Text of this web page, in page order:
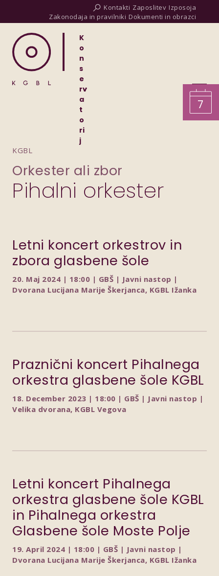
Kontakti Zaposlitev Izposoja
Zakonodaja in pravilniki Dokumenti in obrazci
K
o
n
s
e
rv
a
t
o
ri
j
7
KGBL
Orkester ali zbor
Pihalni orkester
Letni koncert orkestrov in
zbora glasbene šole
20. Maj 2024 | 18:00 | GBŠ | Javni nastop |
Dvorana Lucijana Marije Škerjanca, KGBL Ižanka
Praznični koncert Pihalnega
orkestra glasbene šole KGBL
18. December 2023 | 18:00 | GBŠ | Javni nastop |
Velika dvorana, KGBL Vegova
Letni koncert Pihalnega
orkestra glasbene šole KGBL
in Pihalnega orkestra
Glasbene šole Moste Polje
19. April 2024 | 18:00 | GBŠ | Javni nastop |
Dvorana Lucijana Marije Škerjanca, KGBL Ižanka